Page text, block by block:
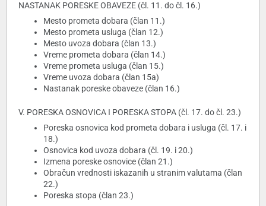
NASTANAK PORESKE OBAVEZE (čl. 11. do čl. 16.)
Mesto prometa dobara (član 11.)
Mesto prometa usluga (član 12.)
Mesto uvoza dobara (član 13.)
Vreme prometa dobara (član 14.)
Vreme prometa usluga (član 15.)
Vreme uvoza dobara (član 15a)
Nastanak poreske obaveze (član 16.)
V. PORESKA OSNOVICA I PORESKA STOPA (čl. 17. do čl. 23.)
Poreska osnovica kod prometa dobara i usluga (čl. 17. i
18.)
Osnovica kod uvoza dobara (čl. 19. i 20.)
Izmena poreske osnovice (član 21.)
Obračun vrednosti iskazanih u stranim valutama (član
22.)
Poreska stopa (član 23.)